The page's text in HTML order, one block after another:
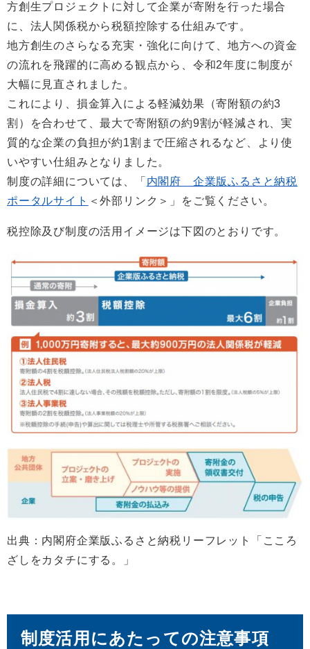
方創生プロジェクトに対して企業が寄附を行った場合
に、法人関係税から税額控除する仕組みです。
地方創生のさらなる充実・強化に向けて、地方への資金
の流れを飛躍的に高める観点から、令和2年度に制度が
大幅に見直されました。
これにより、損金算入による軽減効果（寄附額の約3
割）を合わせて、最大で寄附額の約9割が軽減され、実
質的な企業の負担が約1割まで圧縮されるなど、より使
いやすい仕組みとなりました。
制度の詳細については、「 内閣府 企業版ふるさと納税
ポータルサイト ＜外部リンク＞ 」をご覧ください。
税控除及び制度の活用イメージは下図のとおりです。
出典：内閣府企業版ふるさと納税リーフレット「こころ
ざしをカタチにする。」
制度活用にあたっての注意事項